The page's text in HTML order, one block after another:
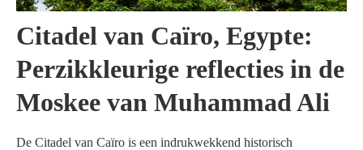
Citadel van Caïro, Egypte:
Perzikkleurige reflecties in de
Moskee van Muhammad Ali
De Citadel van Caïro is een indrukwekkend historisch